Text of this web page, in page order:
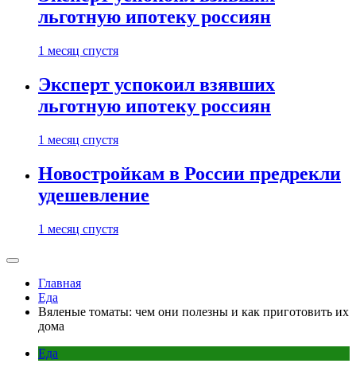
льготную ипотеку россиян
1 месяц спустя
Эксперт успокоил взявших
льготную ипотеку россиян
1 месяц спустя
Новостройкам в России предрекли
удешевление
1 месяц спустя
Главная
Еда
Вяленые томаты: чем они полезны и как приготовить их
дома
Еда